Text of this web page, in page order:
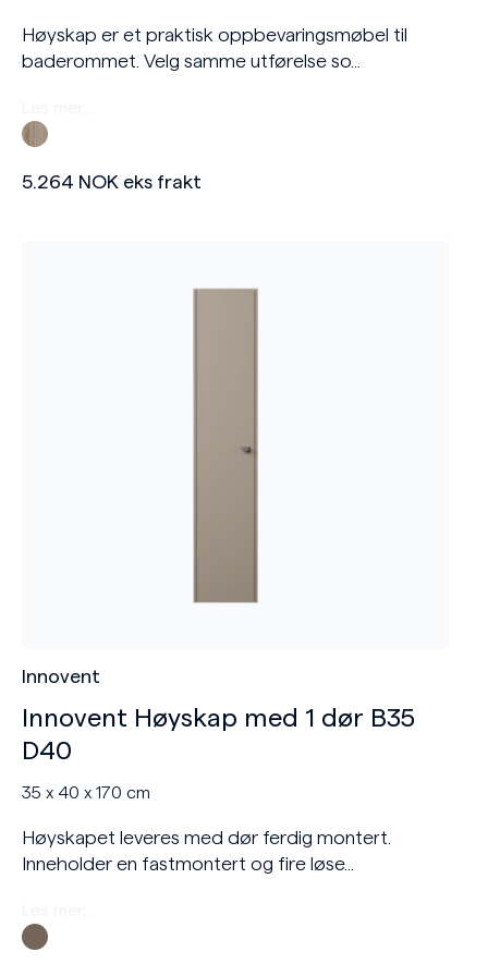
Høyskap er et praktisk oppbevaringsmøbel til
baderommet. Velg samme utførelse so...
5.264 NOK eks frakt
Innovent
Innovent Høyskap med 1 dør B35
D40
35 x 40 x 170 cm
Høyskapet leveres med dør ferdig montert.
Inneholder en fastmontert og fire løse...